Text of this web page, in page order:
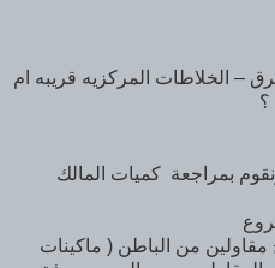
– الخلاطات المركزيه قريبه ام
؟
مقاولين من الباطن ( ماكينات